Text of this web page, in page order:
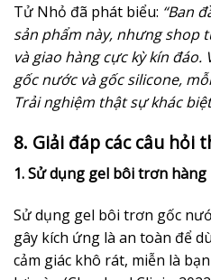
Tử Nhỏ đã phát biểu: “Ban
sản phẩm này, nhưng shop
và giao hàng cực kỳ kín
gốc nước và gốc silicone,
Trải nghiệm thật sự khác
8. Giải đáp các câu hỏi
1. Sử dụng gel bôi trơn
Sử dụng gel bôi trơn gốc
gây kích ứng là an toàn để
cảm giác khô rát, miễn là